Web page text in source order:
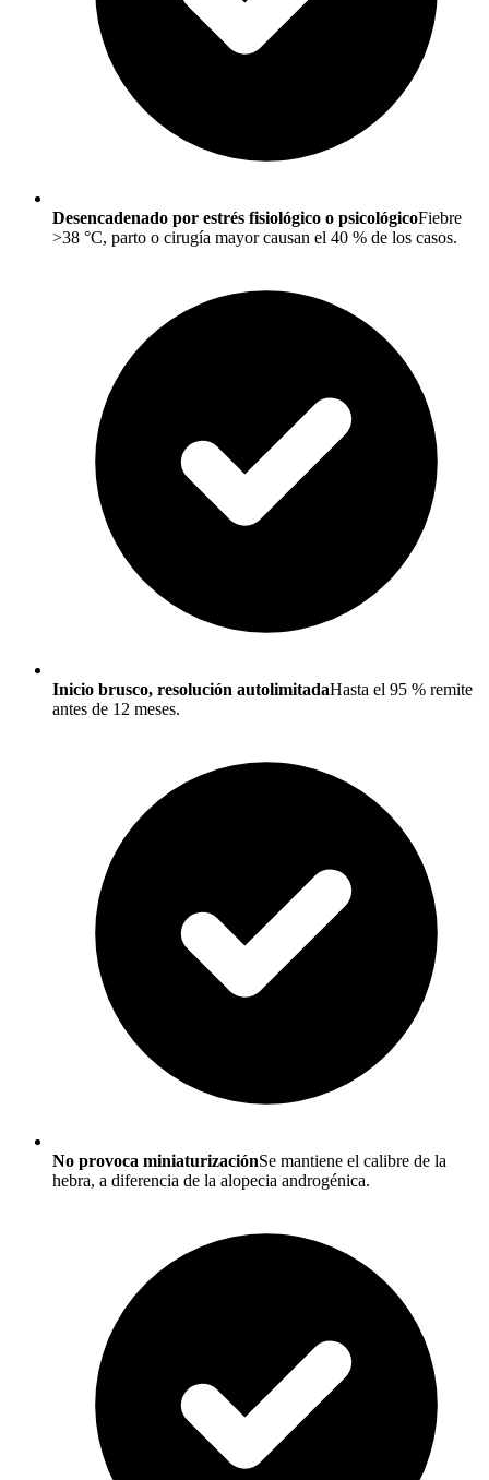
Desencadenado por estrés fisiológico o psicológicoFiebre
>38 °C, parto o cirugía mayor causan el 40 % de los casos.
Inicio brusco, resolución autolimitadaHasta el 95 % remite
antes de 12 meses.
No provoca miniaturizaciónSe mantiene el calibre de la
hebra, a diferencia de la alopecia androgénica.